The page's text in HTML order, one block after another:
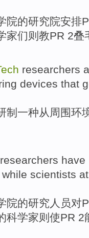
院的研究院安排
家们则 教PR 2叠
researchers
devices that
制一种从 周围环
researchers have
while scientists
院的研究人员对
科学家则使PR 2